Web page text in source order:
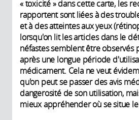
« toxicité » dans cette carte, les
rapportent sont liées à des
et à des atteintes aux yeux
lorsqu'on lit les articles dans le
néfastes semblent être observés
après une longue période
médicament. Cela ne veut
qu'on peut se passer des avis
dangerosité de son utilisation,
mieux appréhender où se situe